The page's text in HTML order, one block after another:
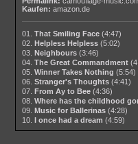
Kaufen: amazon.de
01. That Smiling Face (4:47)
02. Helpless Helpless (5:02)
03. Neighbours (3:46)
04. The Great Commandment
05. Winner Takes Nothing (5:54)
06. Stranger's Thoughts (4:41)
07. From Ay to Bee (4:36)
08. Where has the childhood
09. Music for Ballerinas (4:28)
10. I once had a dream (4:59)